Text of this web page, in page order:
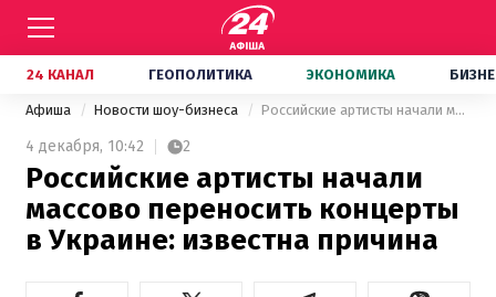
24 КАНАЛ ГЕОПОЛИТИКА ЭКОНОМИКА
Афиша Новости шоу-бизнеса Российские артисты начали массово переносить концерты в Украине: известна причина
4 декабря, 10:42 2
Российские артисты начали
массово переносить концерты
в Украине: известна причина